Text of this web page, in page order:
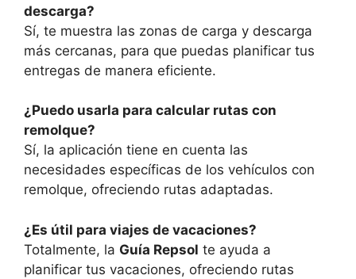
descarga?
Sí, te muestra las zonas de carga y descarga
más cercanas, para que puedas planificar tus
entregas de manera eficiente.
¿Puedo usarla para calcular rutas con
remolque?
Sí, la aplicación tiene en cuenta las
necesidades específicas de los vehículos con
remolque, ofreciendo rutas adaptadas.
¿Es útil para viajes de vacaciones?
Totalmente, la Guía Repsol te ayuda a
planificar tus vacaciones, ofreciendo rutas